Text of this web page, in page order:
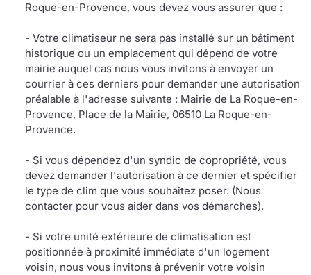
Roque-en-Provence, vous devez vous assurer que :
- Votre climatiseur ne sera pas installé sur un bâtiment
historique ou un emplacement qui dépend de votre
mairie auquel cas nous vous invitons à envoyer un
courrier à ces derniers pour demander une autorisation
préalable à l'adresse suivante : Mairie de La Roque-en-
Provence, Place de la Mairie, 06510 La Roque-en-
Provence.
- Si vous dépendez d'un syndic de copropriété, vous
devez demander l'autorisation à ce dernier et spécifier
le type de clim que vous souhaitez poser. (Nous
contacter pour vous aider dans vos démarches).
- Si votre unité extérieure de climatisation est
positionnée à proximité immédiate d'un logement
voisin, nous vous invitons à prévenir votre voisin